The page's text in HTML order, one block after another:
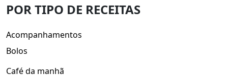
POR TIPO DE RECEITAS
Acompanhamentos
Bolos
Café da manhã